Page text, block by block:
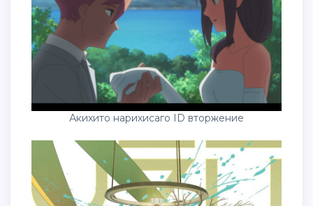
Акихито нарихисаго ID вторжение